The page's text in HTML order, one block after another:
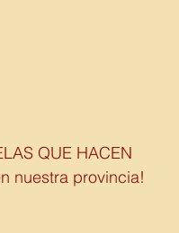
QUE HACEN
nuestra provincia!